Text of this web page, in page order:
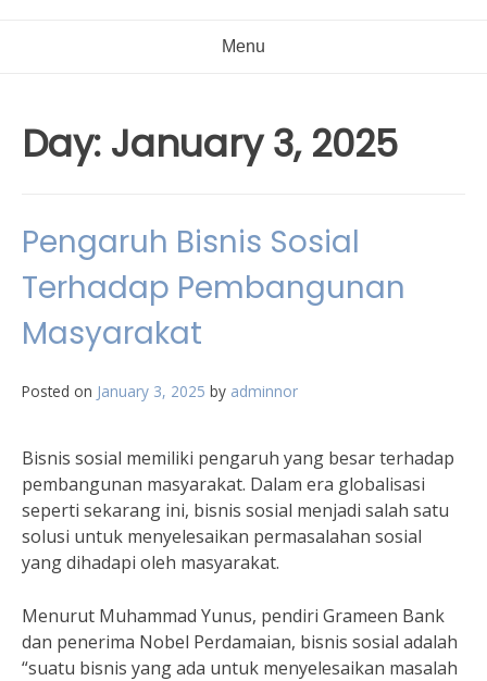
Menu
Day: January 3, 2025
Pengaruh Bisnis Sosial
Terhadap Pembangunan
Masyarakat
Posted on January 3, 2025 by adminnor
Bisnis sosial memiliki pengaruh yang besar terhadap
pembangunan masyarakat. Dalam era globalisasi
seperti sekarang ini, bisnis sosial menjadi salah satu
solusi untuk menyelesaikan permasalahan sosial
yang dihadapi oleh masyarakat.
Menurut Muhammad Yunus, pendiri Grameen Bank
dan penerima Nobel Perdamaian, bisnis sosial adalah
“suatu bisnis yang ada untuk menyelesaikan masalah